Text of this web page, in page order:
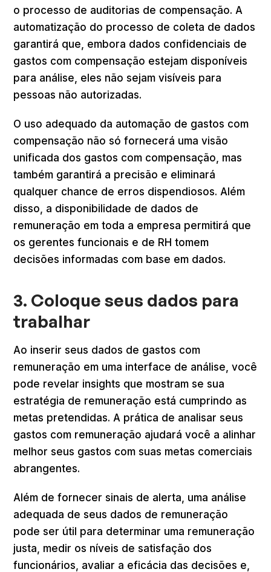
o processo de auditorias de compensação. A
automatização do processo de coleta de dados
garantirá que, embora dados confidenciais de
gastos com compensação estejam disponíveis
para análise, eles não sejam visíveis para
pessoas não autorizadas.
O uso adequado da automação de gastos com
compensação não só fornecerá uma visão
unificada dos gastos com compensação, mas
também garantirá a precisão e eliminará
qualquer chance de erros dispendiosos. Além
disso, a disponibilidade de dados de
remuneração em toda a empresa permitirá que
os gerentes funcionais e de RH tomem
decisões informadas com base em dados.
3. Coloque seus dados para
trabalhar
Ao inserir seus dados de gastos com
remuneração em uma interface de análise, você
pode revelar insights que mostram se sua
estratégia de remuneração está cumprindo as
metas pretendidas. A prática de analisar seus
gastos com remuneração ajudará você a alinhar
melhor seus gastos com suas metas comerciais
abrangentes.
Além de fornecer sinais de alerta, uma análise
adequada de seus dados de remuneração
pode ser útil para determinar uma remuneração
justa, medir os níveis de satisfação dos
funcionários, avaliar a eficácia das decisões e,